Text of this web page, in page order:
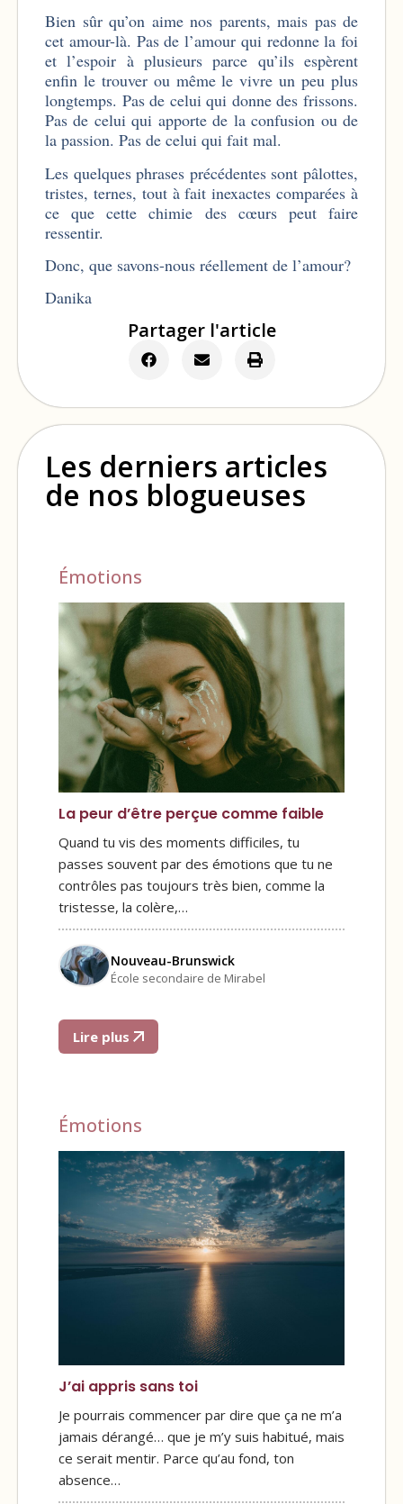
Bien sûr qu’on aime nos parents, mais pas de
cet amour-là. Pas de l’amour qui redonne la foi
et l’espoir à plusieurs parce qu’ils espèrent
enfin le trouver ou même le vivre un peu plus
longtemps. Pas de celui qui donne des frissons.
Pas de celui qui apporte de la confusion ou de
la passion. Pas de celui qui fait mal.
Les quelques phrases précédentes sont pâlottes,
tristes, ternes, tout à fait inexactes comparées à
ce que cette chimie des cœurs peut faire
ressentir.
Donc, que savons-nous réellement de l’amour?
Danika
Partager l'article
Les derniers articles
de nos blogueuses
Émotions
La peur d’être perçue comme faible
Quand tu vis des moments difficiles, tu
passes souvent par des émotions que tu ne
contrôles pas toujours très bien, comme la
tristesse, la colère,…
Nouveau-Brunswick
École secondaire de Mirabel
Lire plus
Émotions
J’ai appris sans toi
Je pourrais commencer par dire que ça ne m’a
jamais dérangé… que je m’y suis habitué, mais
ce serait mentir. Parce qu’au fond, ton
absence…